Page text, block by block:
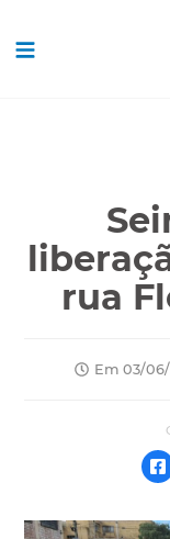
rua
Em 03/06/